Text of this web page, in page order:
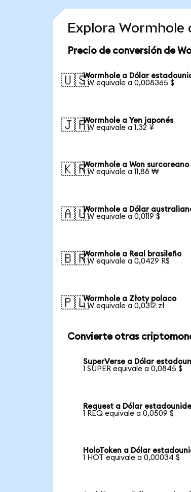
Explora Wormhole
Precio de conversión de
🇺🇸Wormhole a Dólar
1 W equivale a 0,008365 $
🇯🇵Wormhole a Yen japonés
1 W equivale a 1,32 ¥
🇰🇷Wormhole a Won surcoreano
1 W equivale a 11,88 ₩
🇦🇺Wormhole a Dólar
1 W equivale a 0,0119 $
🇧🇷Wormhole a Real brasileño
1 W equivale a 0,0429 R$
🇵🇱Wormhole a Złoty polaco
1 W equivale a 0,0312 zł
Convierte otras
SuperVerse a Dólar
1 SUPER equivale a 0,0845 $
Request a Dólar
1 REQ equivale a 0,0509 $
HoloToken a Dólar
1 HOT equivale a 0,00034 $